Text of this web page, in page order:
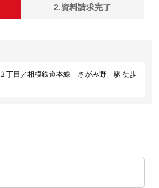
2.資料請求完了
丁目／相模鉄道本線「さがみ野」駅 徒歩